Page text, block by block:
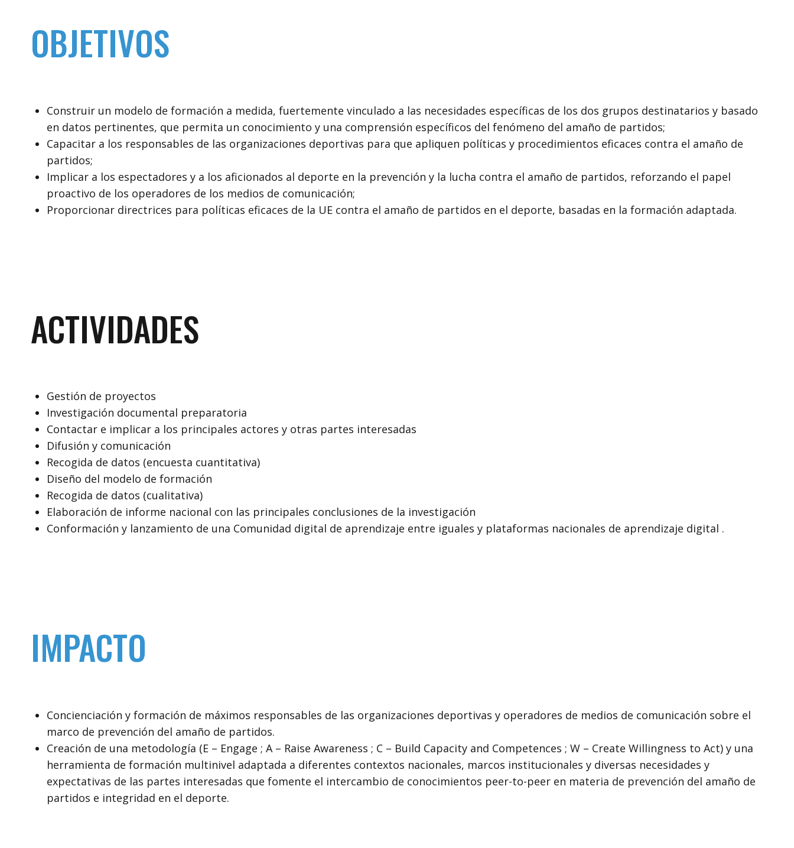
OBJETIVOS
Construir un modelo de formación a medida, fuertemente vinculado a las necesidades específicas de los dos grupos destinatarios y basado
en datos pertinentes, que permita un conocimiento y una comprensión específicos del fenómeno del amaño de partidos;
Capacitar a los responsables de las organizaciones deportivas para que apliquen políticas y procedimientos eficaces contra el amaño de
partidos;
Implicar a los espectadores y a los aficionados al deporte en la prevención y la lucha contra el amaño de partidos, reforzando el papel
proactivo de los operadores de los medios de comunicación;
Proporcionar directrices para políticas eficaces de la UE contra el amaño de partidos en el deporte, basadas en la formación adaptada.
ACTIVIDADES
Gestión de proyectos
Investigación documental preparatoria
Contactar e implicar a los principales actores y otras partes interesadas
Difusión y comunicación
Recogida de datos (encuesta cuantitativa)
Diseño del modelo de formación
Recogida de datos (cualitativa)
Elaboración de informe nacional con las principales conclusiones de la investigación
Conformación y lanzamiento de una Comunidad digital de aprendizaje entre iguales y plataformas nacionales de aprendizaje digital .
IMPACTO
Concienciación y formación de máximos responsables de las organizaciones deportivas y operadores de medios de comunicación sobre el
marco de prevención del amaño de partidos.
Creación de una metodología (E – Engage ; A – Raise Awareness ; C – Build Capacity and Competences ; W – Create Willingness to Act) y una
herramienta de formación multinivel adaptada a diferentes contextos nacionales, marcos institucionales y diversas necesidades y
expectativas de las partes interesadas que fomente el intercambio de conocimientos peer-to-peer en materia de prevención del amaño de
partidos e integridad en el deporte.